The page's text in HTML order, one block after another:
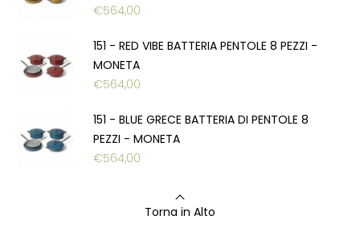
€564,00
151 - RED VIBE BATTERIA PENTOLE 8 PEZZI -
MONETA
€564,00
151 - BLUE GRECE BATTERIA DI PENTOLE 8
PEZZI - MONETA
€564,00
Torna in Alto